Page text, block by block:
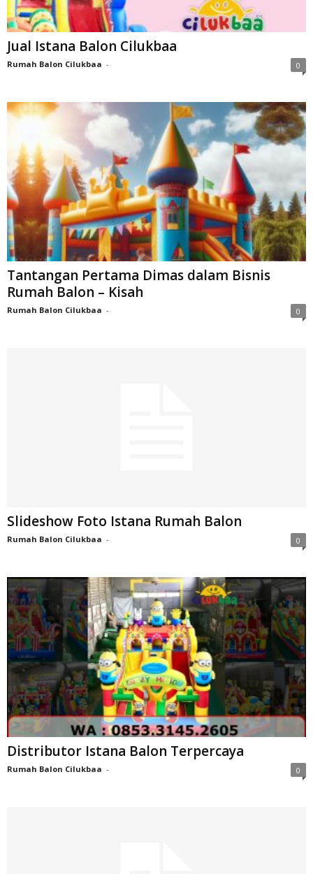
Jual Istana Balon Cilukbaa
Rumah Balon Cilukbaa - 0
Tantangan Pertama Dimas dalam Bisnis
Rumah Balon – Kisah
Rumah Balon Cilukbaa - 0
Slideshow Foto Istana Rumah Balon
Rumah Balon Cilukbaa - 0
Distributor Istana Balon Terpercaya
Rumah Balon Cilukbaa - 0